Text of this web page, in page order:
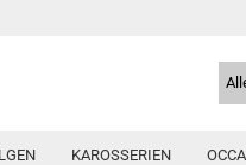
KAROSSERIEN